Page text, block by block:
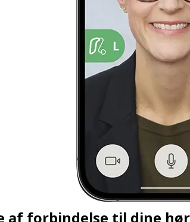
af forbindelse til dine